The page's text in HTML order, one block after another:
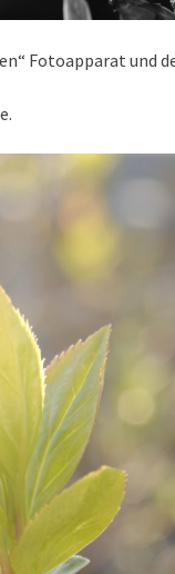
Fotoapparat und